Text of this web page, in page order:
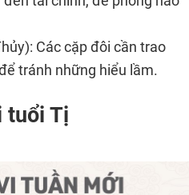
Các cặp đôi cần trao
tránh những hiểu lầm.
tuổi Tị